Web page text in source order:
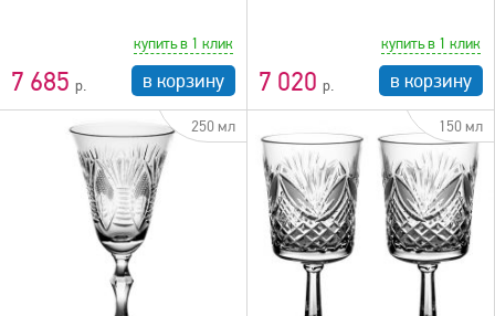
7 685
купить в 1 клик
в корзину 7 020
купить в 1 клик
в корзину
250 мл 150 мл